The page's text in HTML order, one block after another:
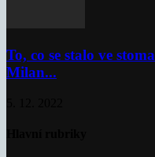
To, co se stalo ve
Milan...